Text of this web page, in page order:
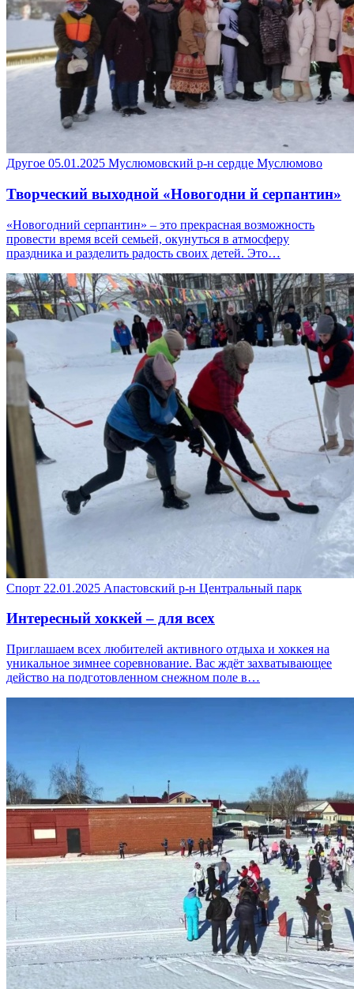
Другое 05.01.2025 Муслюмовский р-н сердце Муслюмово
Творческий выходной «Новогодни й серпантин»
«Новогодний серпантин» – это прекрасная возможность
провести время всей семьей, окунуться в атмосферу
праздника и разделить радость своих детей. Это…
Спорт 22.01.2025 Апастовский р-н Центральный парк
Интересный хоккей – для всех
Приглашаем всех любителей активного отдыха и хоккея на
уникальное зимнее соревнование. Вас ждёт захватывающее
действо на подготовленном снежном поле в…